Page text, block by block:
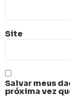
Site
Salvar meus
próxima vez